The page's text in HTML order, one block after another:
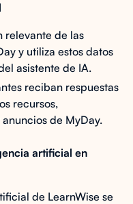
relevante de las
y utiliza estos datos
asistente de IA.
reciban respuestas
recursos,
de MyDay.
artificial en
de LearnWise se